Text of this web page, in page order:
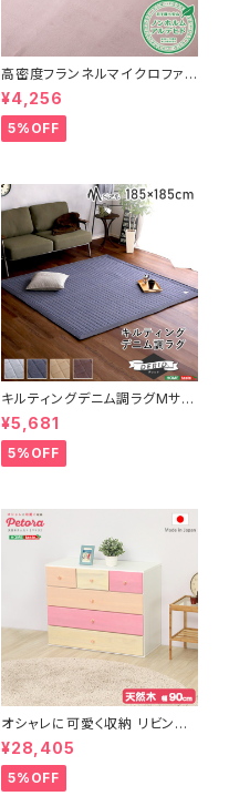
高密度フランネルマイクロファイ
バー・ラグマットLサイズ（200×2
50cm）洗えるラグマット｜ナル
トレア
¥4,256
5%OFF
キルティングデニム調ラグMサイ
ズ(185x185cm)オールシーズ
ン、滑り止め付き、手洗い対応【D
erid-デリッド-】 DRG-M
¥5,681
5%OFF
オシャレに可愛く収納 リビング
用ローチェスト 4段 幅90cm
天然木（桐）日本製｜petora-
ペトラ- SH-08-PTR90
¥28,405
5%OFF